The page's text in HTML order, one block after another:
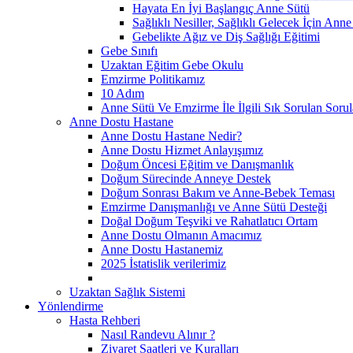
Hayata En İyi Başlangıç Anne Sütü
Sağlıklı Nesiller, Sağlıklı Gelecek İçin
Gebelikte Ağız ve Diş Sağlığı Eğitimi
Gebe Sınıfı
Uzaktan Eğitim Gebe Okulu
Emzirme Politikamız
10 Adım
Anne Sütü Ve Emzirme İle İlgili Sık Sorulan
Anne Dostu Hastane
Anne Dostu Hastane Nedir?
Anne Dostu Hizmet Anlayışımız
Doğum Öncesi Eğitim ve Danışmanlık
Doğum Sürecinde Anneye Destek
Doğum Sonrası Bakım ve Anne-Bebek Teması
Emzirme Danışmanlığı ve Anne Sütü Desteği
Doğal Doğum Teşviki ve Rahatlatıcı Ortam
Anne Dostu Olmanın Amacımız
Anne Dostu Hastanemiz
2025 İstatislik verilerimiz
Uzaktan Sağlık Sistemi
Yönlendirme
Hasta Rehberi
Nasıl Randevu Alınır ?
Ziyaret Saatleri ve Kuralları